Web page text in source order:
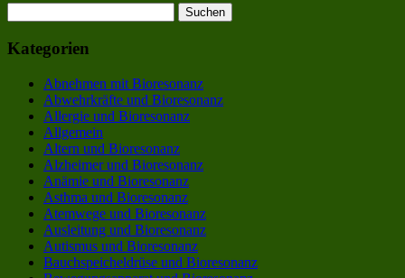
nach:
Kategorien
Abnehmen mit Bioresonanz
Abwehrkräfte und Bioresonanz
Allergie und Bioresonanz
Allgemein
Altern und Bioresonanz
Alzheimer und Bioresonanz
Anämie und Bioresonanz
Asthma und Bioresonanz
Atemwege und Bioresonanz
Ausleitung und Bioresonanz
Autismus und Bioresonanz
Bauchspeicheldrüse und Bioresonanz